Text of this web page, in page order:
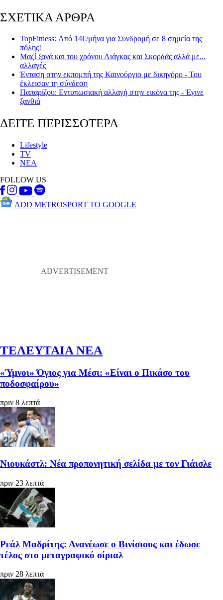
ΣΧΕΤΙΚΑ ΑΡΘΡΑ
TopFitness: Από 14€/μήνα για Συνδρομή σε 8 σημεία της
πόλης!
Μαζί ξανά και του χρόνου Λιάγκας και Σκορδάς αλλά με...
αλλαγές
Ένταση στην εκπομπή της Καινούργιο με δικηγόρο - Του
έκλεισαν τη σύνδεση
Παπαρίζου: Εντυπωσιακή αλλαγή στην εικόνα της - Έγινε
ξανθιά
ΔΕΙΤΕ ΠΕΡΙΣΣΟΤΕΡΑ
Lifestyle
TV
ΝΕΑ
FOLLOW US
ADD METROSPORT TO GOOGLE
ΤΕΛΕΥΤΑΙΑ ΝΕΑ
«Ύμνοι» Όγιος για Μέσι: «Είναι ο Πικάσο του
ποδοσφαίρου»
πριν 8 λεπτά
Νιουκάστλ: Νέα προπονητική σελίδα με τον Γιάισλε
πριν 23 λεπτά
Ρεάλ Μαδρίτης: Ανανέωσε ο Βινίσιους και έδωσε
τέλος στο μεταγραφικό σίριαλ
πριν 28 λεπτά